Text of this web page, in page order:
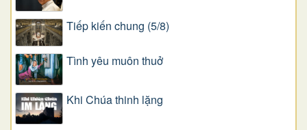
Tiếp kiến chung (5/8)
Tình yêu muôn thuở
Khi Chúa thinh lặng